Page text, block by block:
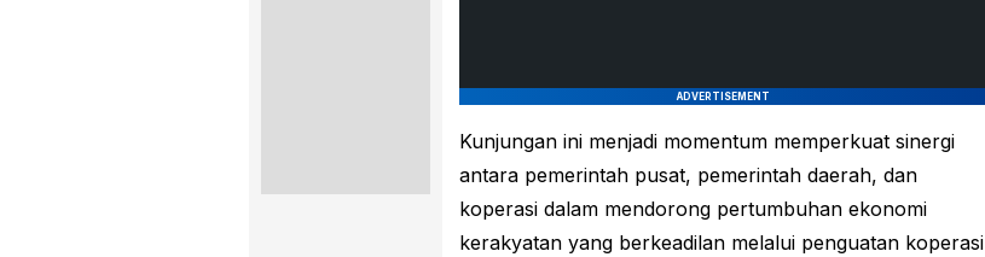
ADVERTISEMENT
Kunjungan ini menjadi momentum memperkuat sinergi
antara pemerintah pusat, pemerintah daerah, dan
koperasi dalam mendorong pertumbuhan ekonomi
kerakyatan yang berkeadilan melalui penguatan koperasi